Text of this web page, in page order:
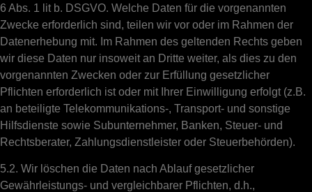
6 Abs. 1 lit b. DSGVO. Welche Daten für die vorgenannten
Zwecke erforderlich sind, teilen wir vor oder im Rahmen der
Datenerhebung mit. Im Rahmen des geltenden Rechts geben
wir diese Daten nur insoweit an Dritte weiter, als dies zu den
vorgenannten Zwecken oder zur Erfüllung gesetzlicher
Pflichten erforderlich ist oder mit Ihrer Einwilligung erfolgt (z.B.
an beteiligte Telekommunikations-, Transport- und sonstige
Hilfsdienste sowie Subunternehmer, Banken, Steuer- und
Rechtsberater, Zahlungsdienstleister oder Steuerbehörden).
5.2. Wir löschen die Daten nach Ablauf gesetzlicher
Gewährleistungs- und vergleichbarer Pflichten, d.h.,